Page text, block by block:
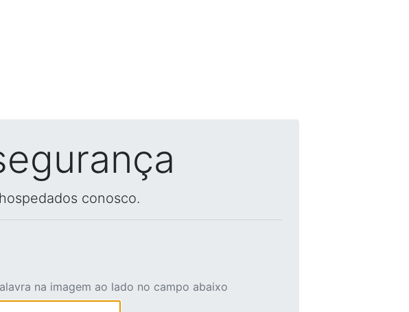
conosco.
na imagem ao lado no campo abaixo